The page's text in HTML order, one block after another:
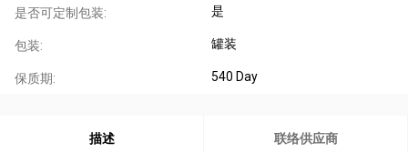
是否可定制包装: 是
包装: 罐装
保质期: 540 Day
描述 联络供应商